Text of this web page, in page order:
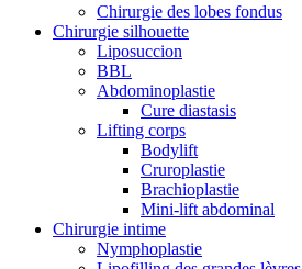
Chirurgie des lobes fondus
Chirurgie silhouette
Liposuccion
BBL
Abdominoplastie
Cure diastasis
Lifting corps
Bodylift
Cruroplastie
Brachioplastie
Mini-lift abdominal
Chirurgie intime
Nymphoplastie